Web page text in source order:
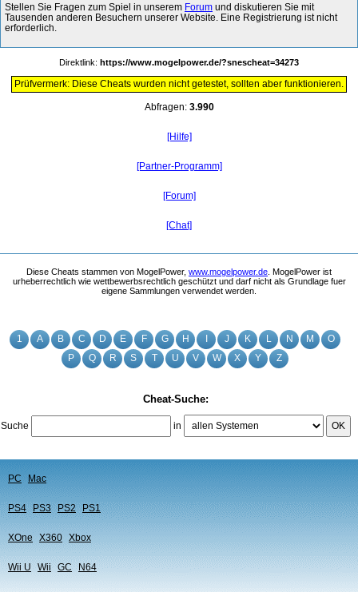
1 A B C D E F G H J K L N M
O
P
Q R S T U V W X Y Z
Cheat-Suche:
Suche in OK
PC Mac
PS4 PS3 PS2 PS1
XOne X360 Xbox
Wii U Wii GC N64
Stellen Sie Fragen zum Spiel in unserem Forum und diskutieren Sie mit
Tausenden anderen Besuchern unserer Website. Eine Registrierung ist nicht
erforderlich.
Direktlink: https://www.mogelpower.de/?snescheat=34273
Prüfvermerk: Diese Cheats wurden nicht getestet, sollten aber funktionieren.
Abfragen: 3.990
[Hilfe]
[Partner-Programm]
[Forum]
[Chat]
Diese Cheats stammen von MogelPower, www.mogelpower.de . MogelPower ist
urheberrechtlich wie wettbewerbsrechtlich geschützt und darf nicht als Grundlage fuer
eigene Sammlungen verwendet werden.